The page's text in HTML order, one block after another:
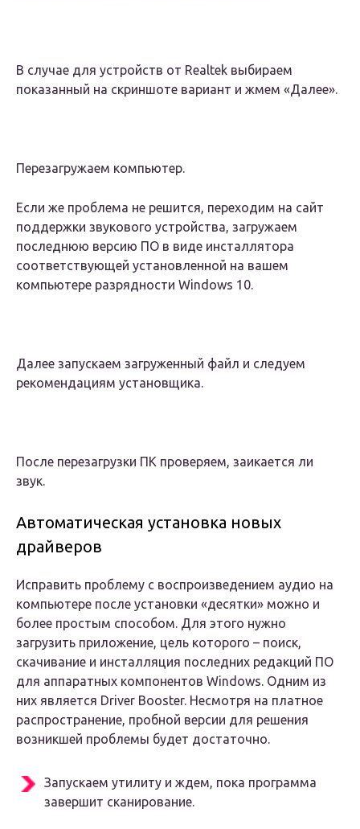
В случае для устройств от Realtek выбираем
показанный на скриншоте вариант и жмем «Далее».
Перезагружаем компьютер.
Если же проблема не решится, переходим на сайт
поддержки звукового устройства, загружаем
последнюю версию ПО в виде инсталлятора
соответствующей установленной на вашем
компьютере разрядности Windows 10.
Далее запускаем загруженный файл и следуем
рекомендациям установщика.
После перезагрузки ПК проверяем, заикается ли
звук.
Автоматическая установка новых
драйверов
Исправить проблему с воспроизведением аудио на
компьютере после установки «десятки» можно и
более простым способом. Для этого нужно
загрузить приложение, цель которого – поиск,
скачивание и инсталляция последних редакций ПО
для аппаратных компонентов Windows. Одним из
них является Driver Booster. Несмотря на платное
распространение, пробной версии для решения
возникшей проблемы будет достаточно.
Запускаем утилиту и ждем, пока программа
завершит сканирование.